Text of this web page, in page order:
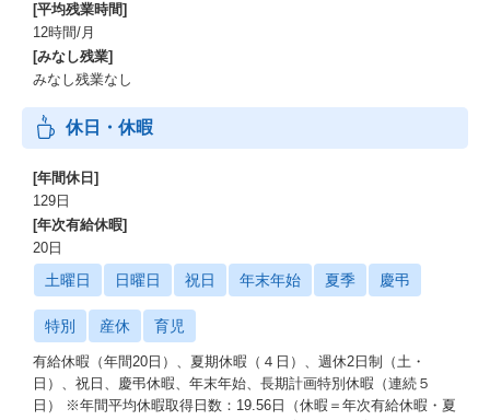
[平均残業時間]
12時間/月
[みなし残業]
みなし残業なし
休日・休暇
[年間休日]
129日
[年次有給休暇]
20日
土曜日 日曜日 祝日 年末年始 夏季 慶弔
特別 産休 育児
有給休暇（年間20日）、夏期休暇（４日）、週休2日制（土・
日）、祝日、慶弔休暇、年末年始、長期計画特別休暇（連続５
日） ※年間平均休暇取得日数：19.56日（休暇＝年次有給休暇・夏